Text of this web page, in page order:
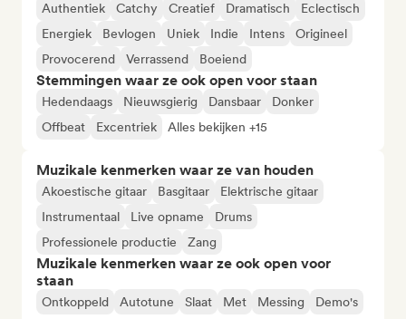
Authentiek Catchy Creatief Dramatisch
Eclectisch
Energiek
Bevlogen Uniek Indie Intens
Origineel
Provocerend
Verrassend Boeiend
Stemmingen waar ze ook open voor staan
Hedendaags Nieuwsgierig Dansbaar
Donker
Offbeat
Excentriek Alles bekijken +15
Muzikale kenmerken waar ze van houden
Akoestische gitaar Basgitaar
Elektrische gitaar
Instrumentaal
Live opname
Drums
Professionele productie
Zang
Muzikale kenmerken waar ze ook open voor
staan
Ontkoppeld Autotune Slaat Met Messing
Demo's